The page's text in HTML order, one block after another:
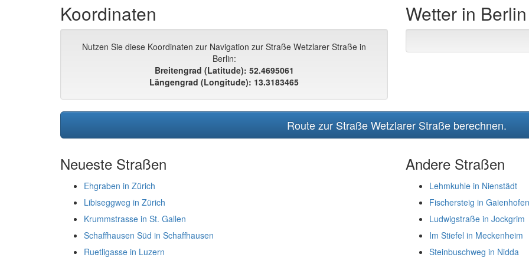
Koordinaten
Nutzen Sie diese Koordinaten zur Navigation zur Straße Wetzlarer Straße in
Berlin:
Breitengrad (Latitude): 52.4695061
Längengrad (Longitude): 13.3183465
Wetter in Berlin
Route zur Straße Wetzlarer Straße berechnen.
Neueste Straßen
Ehgraben in Zürich
Libiseggweg in Zürich
Krummstrasse in St. Gallen
Schaffhausen Süd in Schaffhausen
Ruetligasse in Luzern
Andere Straßen
Lehmkuhle in Nienstädt
Fischersteig in Gaienhofen
Ludwigstraße in Jockgrim
Im Stiefel in Meckenheim
Steinbuschweg in Nidda